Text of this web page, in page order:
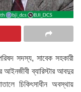
পরিষদ সদস্য, সাবেক সহকারী
আইনজীবী ব্যারিস্টার আবদুর
চিকিৎসাধীন অবস্থায়